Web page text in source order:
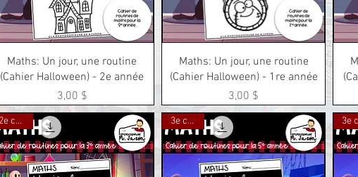
Aperçu rapide
Maths: Un jour, une routine
(Cahier Halloween) - 2e année
Prix
3,00 $
Aperçu rapide
Maths: Un jour, une routine
(Cahier Halloween) - 1re année
Prix
3,00 $
2e cycle 3e cycle